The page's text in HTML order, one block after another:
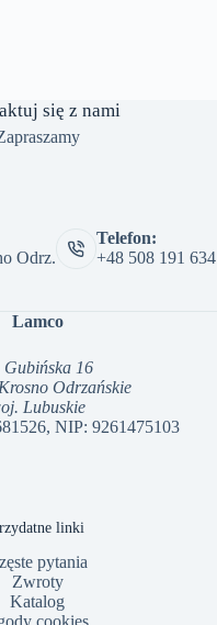
się z nami
Odrz.
Telefon:
+48 508 191 634
Lamco
Gubińska 16
Odrzańskie
Lubuskie
NIP: 9261475103
linki
pytania
Zwroty
Katalog
cookies